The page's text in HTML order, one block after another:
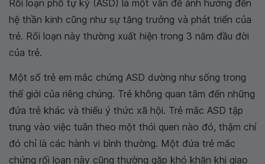
Rối loạn phổ tự kỷ (ASD) là một vấn đề ảnh hưởng đến
hệ thần kinh cũng như sự tăng trưởng và phát triển của
trẻ. Rối loạn này thường xuất hiện trong 3 năm đầu đời
của trẻ.
Một số trẻ em mắc chứng ASD dường như sống trong
thế giới của riêng chúng. Trẻ không quan tâm đến những
đứa trẻ khác và thiếu ý thức xã hội. Trẻ mắc ASD tập
trung vào việc tuân theo một thói quen nào đó, thậm chí
đó chỉ là các hành vi bình thường. Một đứa trẻ mắc
chứng rối loạn này cũng thường gặp khó khăn khi giao